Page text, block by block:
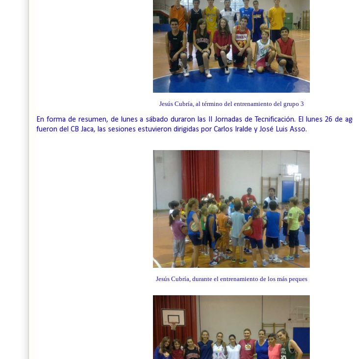
Jesús Cubría, al término del entrenamiento del grupo 3
En forma de resumen, de lunes a sábado duraron las II Jornadas de Tecnificación. El lunes 26 de
fueron del CB Jaca, las sesiones estuvieron dirigidas por Carlos Iralde y José Luis Asso.
Jesús Cubría, durante el entrenamiento de los más peques